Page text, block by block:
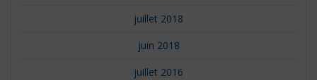
juillet 2018
juin 2018
juillet 2016